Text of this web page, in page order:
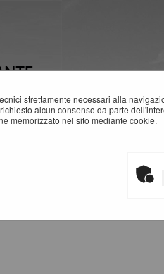
strettamente necessari alla
alcun consenso da parte
memorizzato nel sito mediante cookie.
MODIFICA PASSWORD